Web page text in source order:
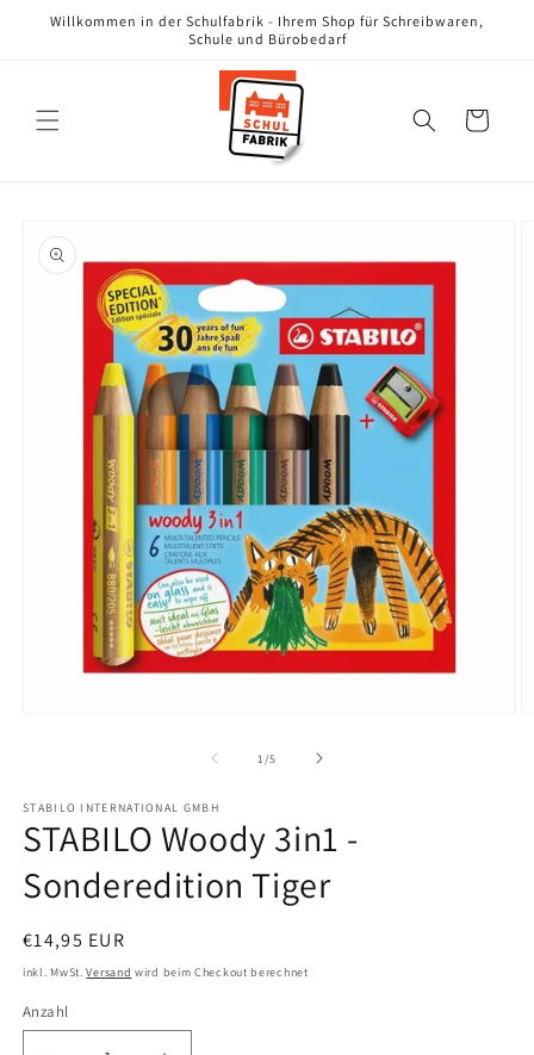
zum
Willkommen in der Schulfabrik - Ihrem Shop für Schreibwaren,
Schule und Bürobedarf
Warenkorb
1 /von
5
STABILO INTERNATIONAL GMBH
STABILO Woody 3in1 -
Sonderedition Tiger
Normaler
Preis
€14,95 EUR
inkl. MwSt.Versand wird beim Checkout berechnet
Anzahl